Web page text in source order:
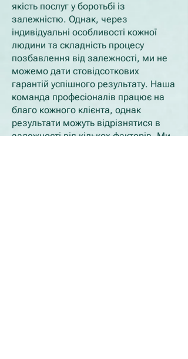
якість послуг у боротьбі із
залежністю. Однак, через
індивідуальні особливості кожної
людини та складність процесу
позбавлення від залежності, ми не
можемо дати стовідсоткових
гарантій успішного результату. Наша
команда професіоналів працює на
благо кожного клієнта, однак
результати можуть відрізнятися в
залежності від кількох факторів. Ми